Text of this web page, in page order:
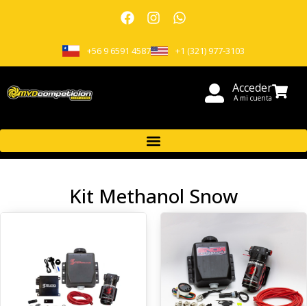
+56 9 6591 4587 +1 (321) 977-3103
Acceder
A mi cuenta
Kit Methanol Snow